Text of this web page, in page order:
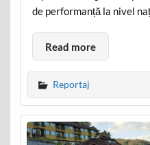
de performanță la nivel
Read more
Reportaj